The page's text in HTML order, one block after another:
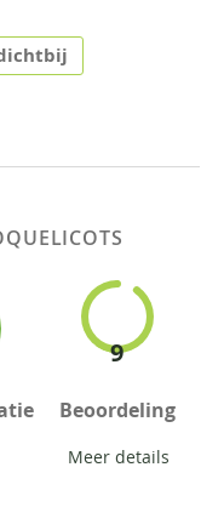
9
Beoordeling
Meer details